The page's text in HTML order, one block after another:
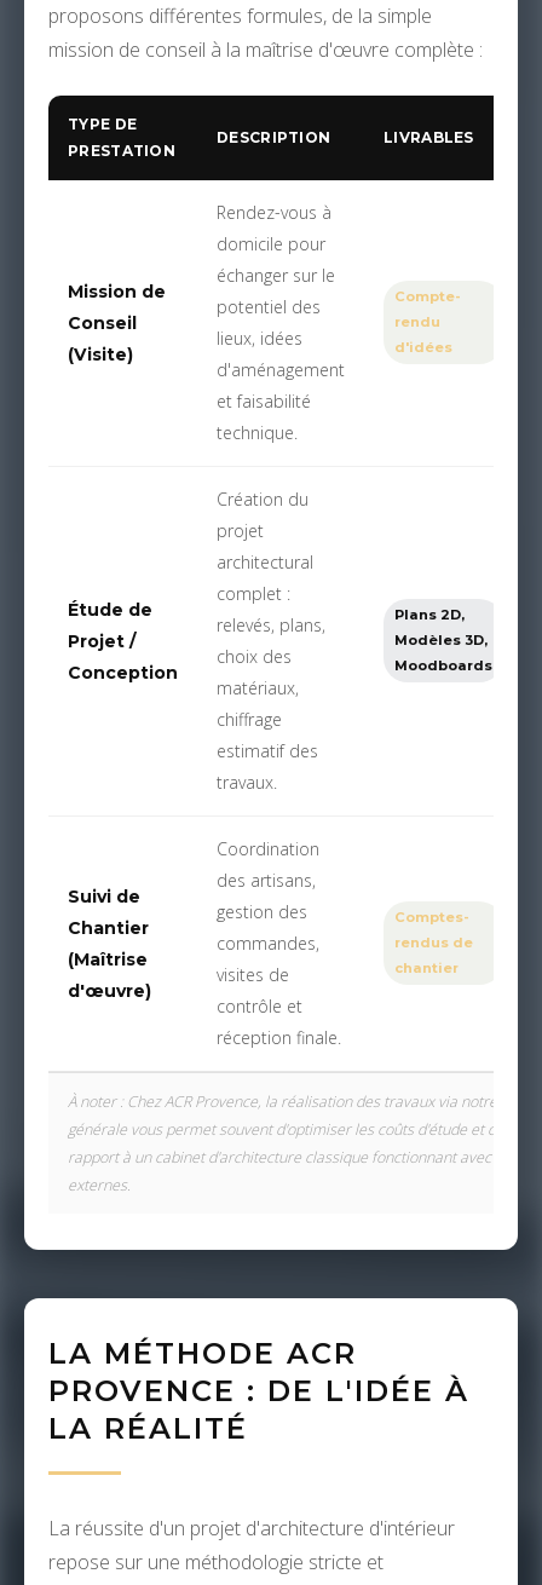
proposons différentes formules, de la simple
mission de conseil à la maîtrise d'œuvre complète :
TYPE DE
PRESTATION
DESCRIPTION LIVRABLES
Mission de
Conseil
(Visite)
Rendez-vous à
domicile pour
échanger sur le
potentiel des
lieux, idées
d'aménagement
et faisabilité
technique.
Compte-
rendu
d'idées
Étude de
Projet /
Conception
Création du
projet
architectural
complet :
relevés, plans,
choix des
matériaux,
chiffrage
estimatif des
travaux.
Plans 2D,
Modèles 3D,
Moodboards
Suivi de
Chantier
(Maîtrise
d'œuvre)
Coordination
des artisans,
gestion des
commandes,
visites de
contrôle et
réception finale.
Comptes-
rendus de
chantier
À noter : Chez ACR Provence, la réalisation des travaux via notre
générale vous permet souvent d'optimiser les coûts d'étude et de
rapport à un cabinet d'architecture classique fonctionnant avec des
externes.
LA MÉTHODE ACR
PROVENCE : DE L'IDÉE À
LA RÉALITÉ
La réussite d'un projet d'architecture d'intérieur
repose sur une méthodologie stricte et